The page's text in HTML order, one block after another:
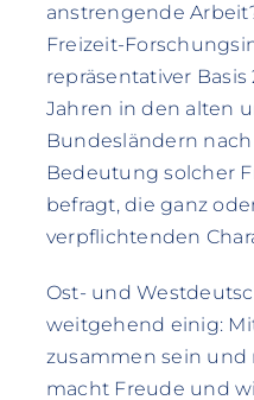
anstrengende
Freizeit-
repräsentativer
Jahren in den alten
Bundesländern
Bedeutung solcher
befragt, die ganz
verpflichtenden
Ost- und
weitgehend einig:
zusammen sein
macht Freude und